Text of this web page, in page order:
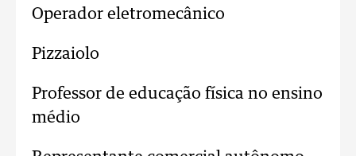
Operador eletromecânico
Pizzaiolo
Professor de educação física no ensino
médio